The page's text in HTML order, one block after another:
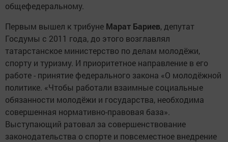
общефедеральному.
Первым вышел к трибуне Марат Бариев, депутат
Госдумы с 2011 года, до этого возглавлял
татарстанское министерство по делам молодёжи,
спорту и туризму. И приоритетное направление в его
работе - принятие федерального закона «О молодёжной
политике. «Чтобы работали взаимные социальные
обязанности молодёжи и государства, необходима
совершенная нормативно-правовая база».
Выступающий ратовал за совершенствование
законодательства о спорте и повсеместное внедрение